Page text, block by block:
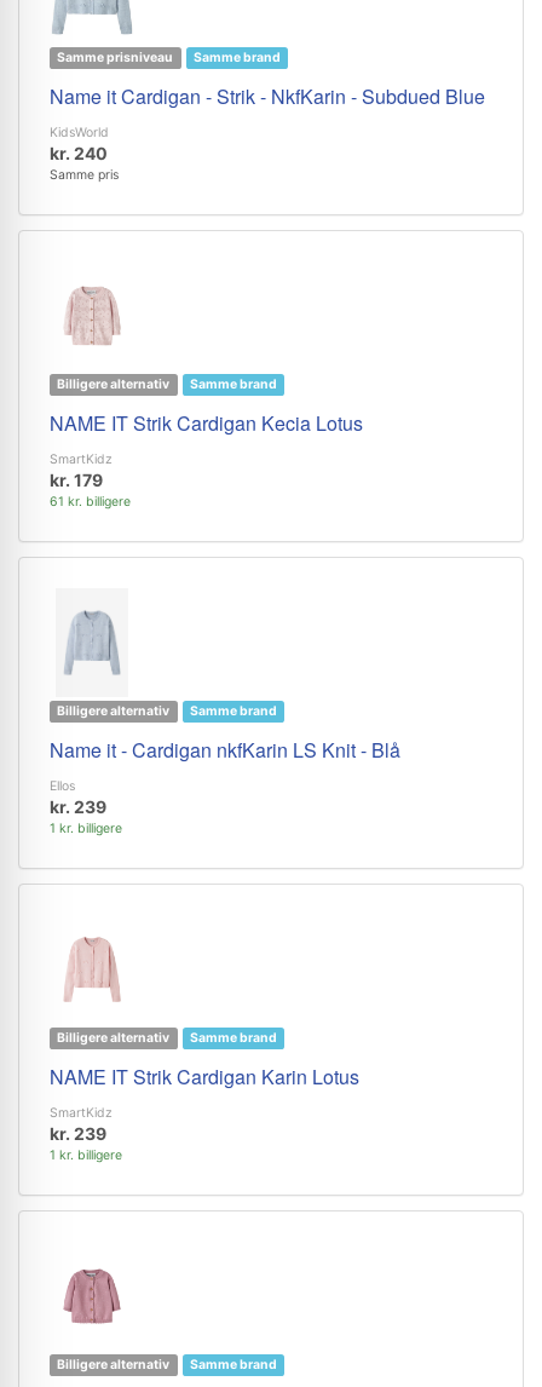
Samme prisniveau Samme brand
Name it Cardigan - Strik - NkfKarin - Subdued Blue
KidsWorld
kr. 240
Samme pris
Billigere alternativ Samme brand
NAME IT Strik Cardigan Kecia Lotus
SmartKidz
kr. 179
61 kr. billigere
Billigere alternativ Samme brand
Name it - Cardigan nkfKarin LS Knit - Blå
Ellos
kr. 239
1 kr. billigere
Billigere alternativ Samme brand
NAME IT Strik Cardigan Karin Lotus
SmartKidz
kr. 239
1 kr. billigere
Billigere alternativ Samme brand